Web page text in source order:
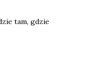
tam, gdzie